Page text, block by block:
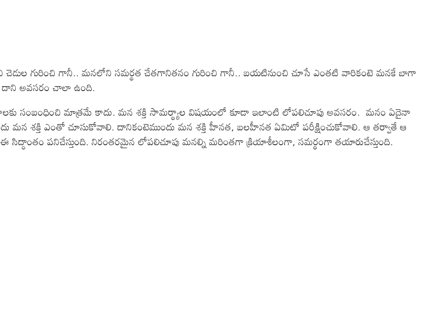
గురించి గానీ.. మనలోని సమర్థత చేతగానితనం గురించి గానీ.. బయటినుంచి చూసే ఎంతటి వారికంటె మనకే బాగా
దాని అవసరం చాలా ఉంది.
సంబంధించి మాత్రమే కాదు. మన శక్తి సామర్థ్యాల విషయంలో కూడా ఇలాంటి లోపలిచూపు అవసరం. మనం ఏదైనా
మన శక్తి ఎంతో చూసుకోవాలి. దానికంటెముందు మన శక్తి హీనత, బలహీనత ఏమిటో పరీక్షించుకోవాలి. ఆ తర్వాతే ఆ
సిద్ధాంతం పనిచేస్తుంది. నిరంతరమైన లోపలిచూపు మనల్ని మరింతగా క్రియాశీలంగా, సమర్థంగా తయారుచేస్తుంది.